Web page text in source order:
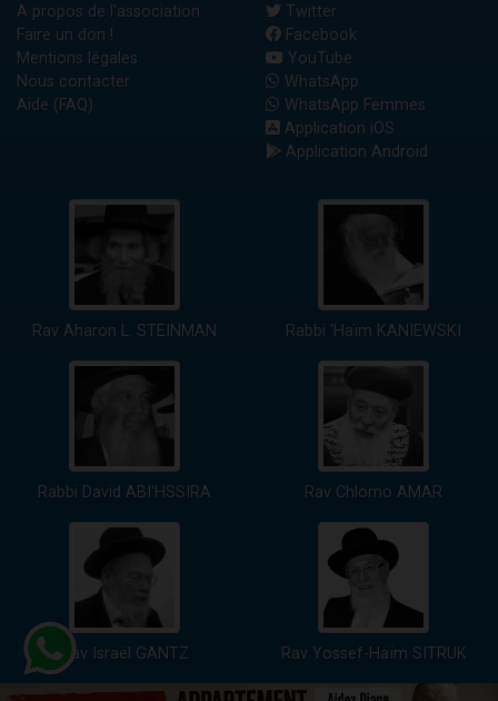
A propos de l'association
Faire un don !
Mentions légales
Nous contacter
Aide (FAQ)
Twitter
Facebook
YouTube
WhatsApp
WhatsApp Femmes
Application iOS
Application Android
Rav Aharon L. STEINMAN Rabbi 'Haïm KANIEWSKI
Rabbi David ABI'HSSIRA Rav Chlomo AMAR
Rav Israël GANTZ Rav Yossef-Haïm SITRUK